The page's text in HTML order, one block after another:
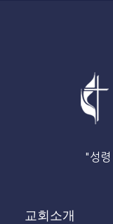
"성령
교회소개